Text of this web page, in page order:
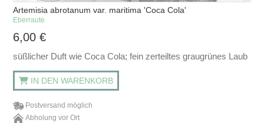
Artemisia abrotanum var. maritima 'Coca Cola'
Eberraute
6,00€
süßlicher Duft wie Coca Cola; fein zerteiltes graugrünes Laub
IN DEN WARENKORB
Postversand möglich
Abholung vor Ort